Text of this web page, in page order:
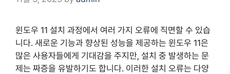
윈도우 11 설치 과정에서 여러 가지 오류에 직면할 수 있습
니다. 새로운 기능과 향상된 성능을 제공하는 윈도우 11은
많은 사용자들에게 기대감을 주지만, 설치 중 발생하는 문
제는 짜증을 유발하기도 합니다. 이러한 설치 오류는 다양